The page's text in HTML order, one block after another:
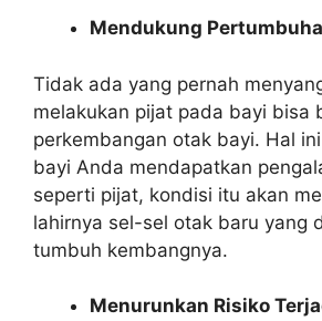
Mendukung
Tidak ada yang pernah
melakukan pijat pada bayi bisa
perkembangan otak bayi. Hal
bayi Anda mendapatkan
seperti pijat, kondisi itu akan
lahirnya sel-sel otak baru yang
tumbuh kembangnya.
Menurunkan Risiko